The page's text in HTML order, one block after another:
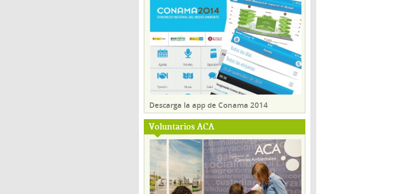
Descarga la app de Conama 2014
Voluntarios ACA